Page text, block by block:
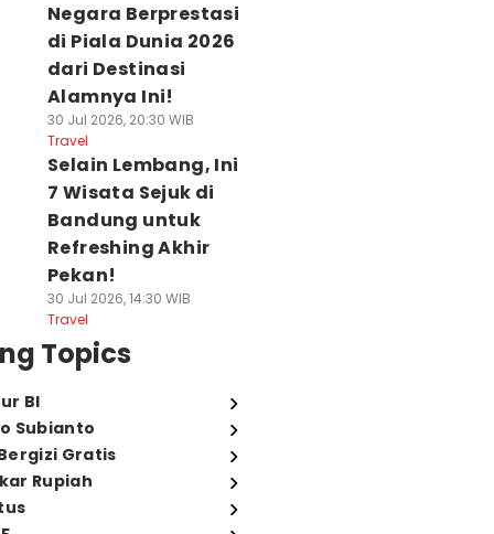
Negara Berprestasi
di Piala Dunia 2026
dari Destinasi
Alamnya Ini!
30 Jul 2026, 20:30 WIB
Travel
Selain Lembang, Ini
7 Wisata Sejuk di
Bandung untuk
Refreshing Akhir
Pekan!
30 Jul 2026, 14:30 WIB
Travel
Topics
BI
Subianto
Gratis
Rupiah